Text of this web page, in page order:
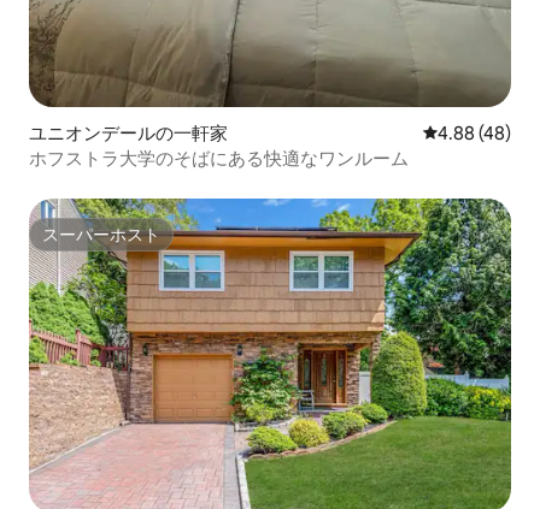
ユニオンデールの一軒家 レビュー48
4.88 (48)
ホフストラ大学のそばにある快適なワンルーム
スーパーホスト
スーパーホスト